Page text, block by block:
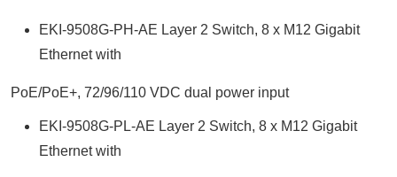
EKI-9508G-PH-AE Layer 2 Switch, 8 x M12 Gigabit
Ethernet with
PoE/PoE+, 72/96/110 VDC dual power input
EKI-9508G-PL-AE Layer 2 Switch, 8 x M12 Gigabit
Ethernet with